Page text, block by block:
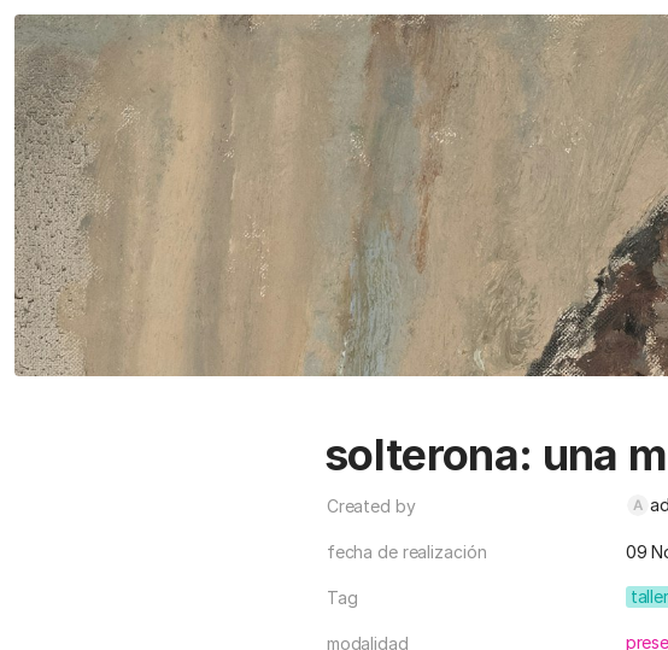
solterona: una
Created by
fecha de realización 09
Tag
modalidad